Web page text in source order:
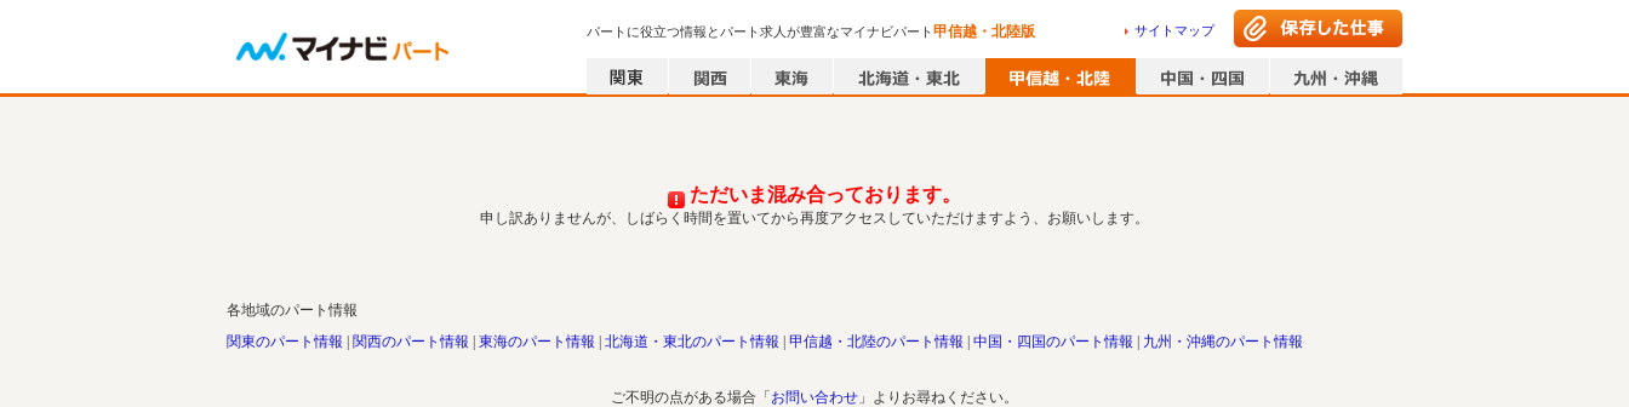
パートに役立つ情報とパート求人が豊富なマイナビパート甲信越・北陸版 サイトマップ
ただいま混み合っております。
申し訳ありませんが、しばらく時間を置いてから再度アクセスしていただけますよう、お願いします。
各地域のパート情報
関東のパート情報
関西のパート情報 東海のパート情報 北海道・東北のパート情報 甲信越・北陸のパート情報 中国・四国のパート情報 九州・沖縄のパート情報
ご不明の点がある場合「 お問い合わせ 」よりお尋ねください。